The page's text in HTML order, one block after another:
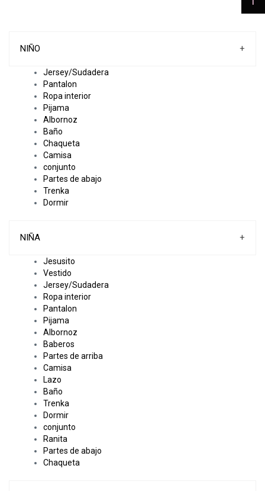
NIÑO +
Jersey/Sudadera
Pantalon
Ropa interior
Pijama
Albornoz
Baño
Chaqueta
Camisa
conjunto
Partes de abajo
Trenka
Dormir
NIÑA +
Jesusito
Vestido
Jersey/Sudadera
Ropa interior
Pantalon
Pijama
Albornoz
Baberos
Partes de arriba
Camisa
Lazo
Baño
Trenka
Dormir
conjunto
Ranita
Partes de abajo
Chaqueta